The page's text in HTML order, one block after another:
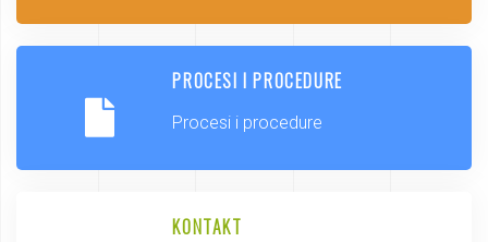
PROCESI I PROCEDURE
Procesi i procedure
KONTAKT